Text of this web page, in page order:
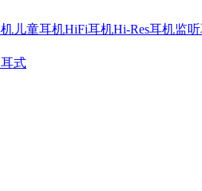
儿童耳机HiFi耳机Hi-Res耳机监
式